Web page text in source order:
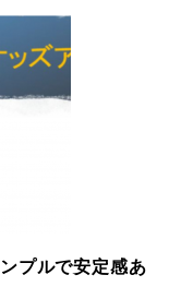
プルで安定感あ